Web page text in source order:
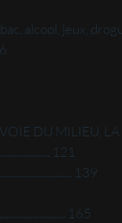
alcool, jeux,
VOIE DU
121
139
165